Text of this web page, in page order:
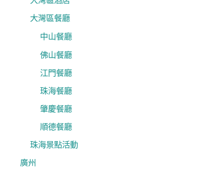
大灣區餐廳
中山餐廳
佛山餐廳
江門餐廳
珠海餐廳
肇慶餐廳
順德餐廳
珠海景點活動
廣州